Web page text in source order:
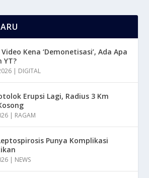
Kena ‘Demonetisasi’, Ada Apa
YT?
| DIGITAL
Erupsi Lagi, Radius 3 Km
| RAGAM
Punya Komplikasi
| NEWS